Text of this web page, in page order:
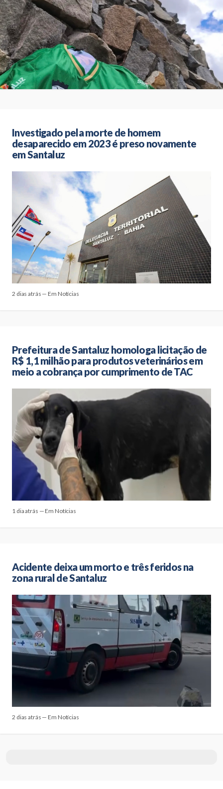
Investigado pela morte de homem
desaparecido em 2023 é preso novamente
em Santaluz
2 dias atrás — Em Notícias
Prefeitura de Santaluz homologa licitação de
R$ 1,1 milhão para produtos veterinários em
meio a cobrança por cumprimento de TAC
1 dia atrás — Em Notícias
Acidente deixa um morto e três feridos na
zona rural de Santaluz
2 dias atrás — Em Notícias